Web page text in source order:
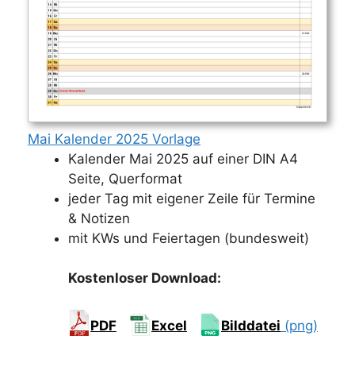
Mai Kalender 2025 Vorlage
Kalender Mai 2025 auf einer DIN A4
Seite, Querformat
jeder Tag mit eigener Zeile für Termine
& Notizen
mit KWs und Feiertagen (bundesweit)
Kostenloser Download:
PDF Excel Bilddatei (png)